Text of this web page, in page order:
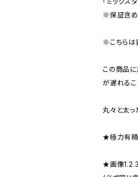
※保証含め
※こちらは
この商品
が遅れるこ
丸々と太っ
★極力有精
★画像1.2.3